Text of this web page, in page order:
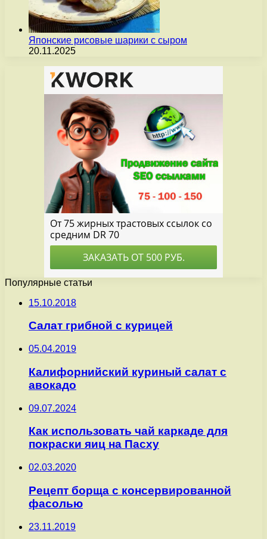
Японские рисовые шарики с сыром
20.11.2025
Популярные статьи
15.10.2018
Салат грибной с курицей
05.04.2019
Калифорнийский куриный салат с
авокадо
09.07.2024
Как использовать чай каркаде для
покраски яиц на Пасху
02.03.2020
Рецепт борща с консервированной
фасолью
23.11.2019